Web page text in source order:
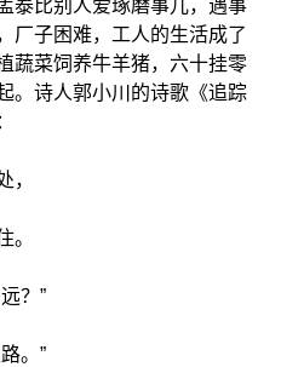
比别人爱琢磨事儿，遇事
厂子困难，工人的生活成了
蔬菜饲养牛羊猪，六十挂零
。诗人郭小川的诗歌《追踪
？”
。”